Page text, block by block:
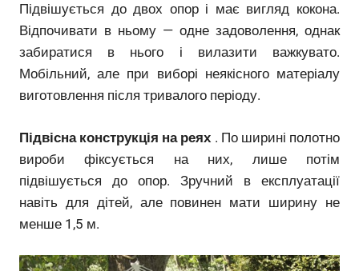
Підвішується до двох опор і має вигляд кокона.
Відпочивати в ньому — одне задоволення, однак
забиратися в нього і вилазити важкувато.
Мобільний, але при виборі неякісного матеріалу
виготовлення після тривалого періоду.
Підвісна конструкція на реях . По ширині полотно
вироби фіксується на них, лише потім
підвішується до опор. Зручний в експлуатації
навіть для дітей, але повинен мати ширину не
менше 1,5 м.